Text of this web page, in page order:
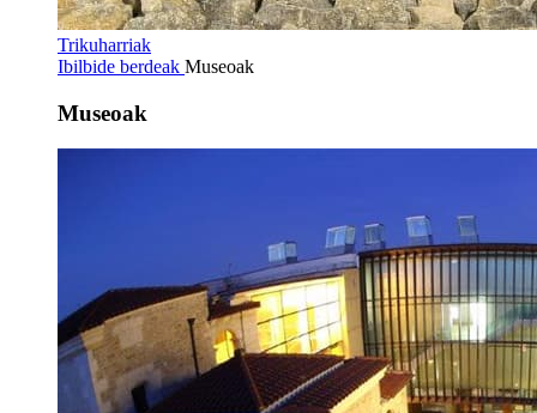
Trikuharriak
Ibilbide berdeak Museoak
Museoak